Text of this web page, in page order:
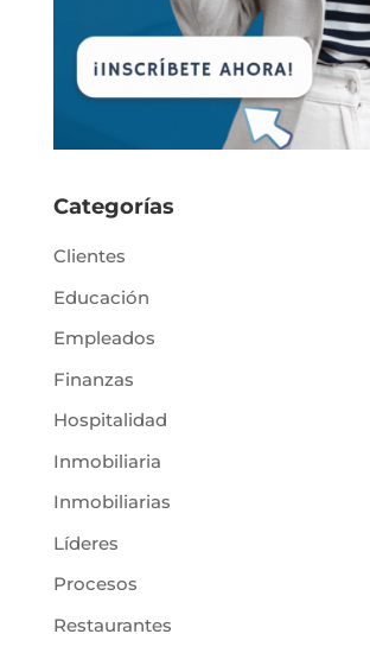
Categorías
Clientes
Educación
Empleados
Finanzas
Hospitalidad
Inmobiliaria
Inmobiliarias
Líderes
Procesos
Restaurantes